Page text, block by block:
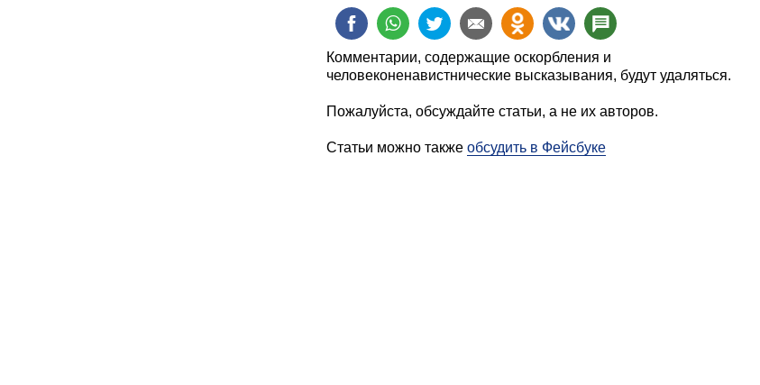
Комментарии, содержащие оскорбления и
человеконенавистнические высказывания, будут удаляться.
Пожалуйста, обсуждайте статьи, а не их авторов.
Статьи можно также обсудить в Фейсбуке